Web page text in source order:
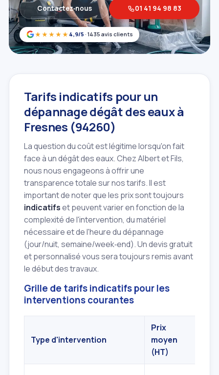
★★★★★ 4,9/5 · 1435 avis clients
Contactez‑nous 01 41 94 98 83
Tarifs indicatifs pour un
dépannage dégât des eaux à
Fresnes (94260)
La question du coût est légitime lorsqu'on fait
face à un dégât des eaux. Chez Albert et Fils,
nous nous engageons à offrir une
transparence totale sur nos tarifs. Il est
important de noter que les prix sont toujours
indicatifset peuvent varier en fonction de la
complexité de l'intervention, du matériel
nécessaire et de l'heure du dépannage
(jour/nuit, semaine/week‑end). Un devis gratuit
et personnalisé vous sera toujours remis avant
le début des travaux.
Grille de tarifs indicatifs pour les
interventions courantes
Type d'intervention
Prix
moyen
(HT)